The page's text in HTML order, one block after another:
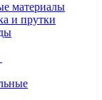
материалы
и прутки